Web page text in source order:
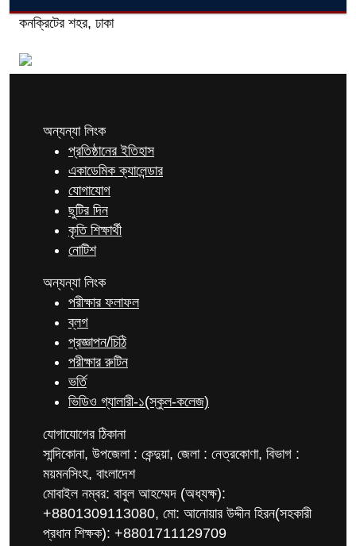
কনক্রিটের শহর, ঢাকা
অন্যন্যা লিংক
প্রতিষ্ঠানের ইতিহাস
একাডেমিক ক্যালেন্ডার
যোগাযোগ
ছুটির দিন
কৃতি শিক্ষার্থী
নোটিশ
অন্যন্যা লিংক
পরীক্ষার ফলাফল
ব্লগ
প্রজ্ঞাপন/চিঠি
পরীক্ষার রুটিন
ভর্তি
ভিডিও গ্যালারী-১(স্কুল-কলেজ)
যোগাযোগের ঠিকানা
সান্দিকোনা, উপজেলা : কেন্দুয়া, জেলা : নেত্রকোণা, বিভাগ :
ময়মনসিংহ, বাংলাদেশ
মোবাইল নম্বর: বাবুল আহম্মেদ (অধ্যক্ষ):
+8801309113080, মো: আনোয়ার উদ্দীন হিরন(সহকারী
প্রধান শিক্ষক): +8801711129709